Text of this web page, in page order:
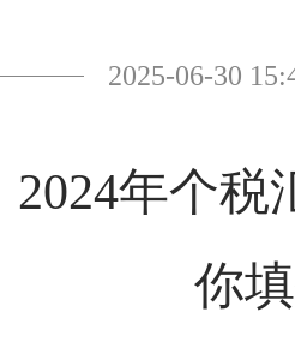
2025-06-30
2024年个税
你